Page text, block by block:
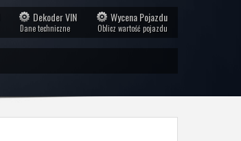
Dekoder VIN
Dane techniczne
Wycena Pojazdu
Oblicz wartość pojazdu